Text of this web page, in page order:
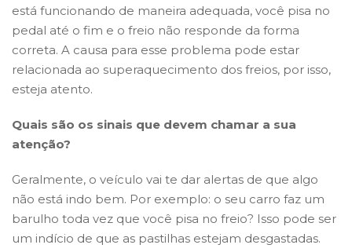
está funcionando de maneira adequada, você pisa no
pedal até o fim e o freio não responde da forma
correta. A causa para esse problema pode estar
relacionada ao superaquecimento dos freios, por isso,
esteja atento.
Quais são os sinais que devem chamar a sua
atenção?
Geralmente, o veículo vai te dar alertas de que algo
não está indo bem. Por exemplo: o seu carro faz um
barulho toda vez que você pisa no freio? Isso pode ser
um indício de que as pastilhas estejam desgastadas.